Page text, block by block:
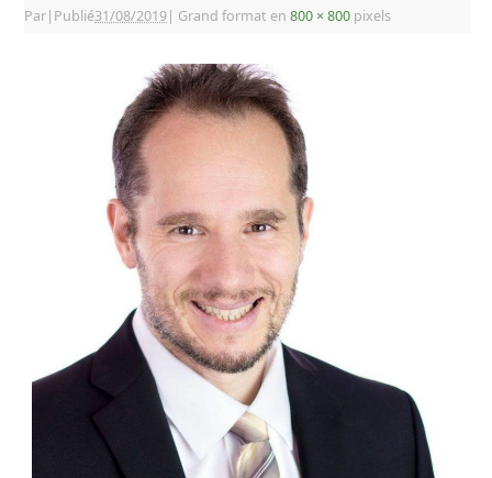
Par| Publié31/08/2019| Grand format en 800 × 800 pixels